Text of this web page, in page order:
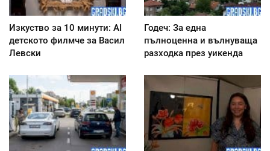
Изкуство за 10 минути: AI
детското филмче за Васил
Левски
Годеч: За една
пълноценна и вълнуваща
разходка през уикенда